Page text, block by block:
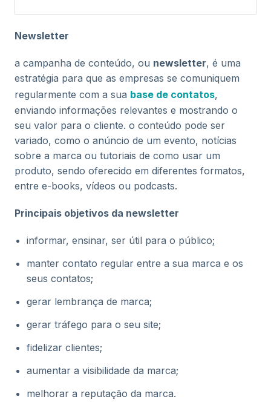
Newsletter
a campanha de conteúdo, ou newsletter, é uma
estratégia para que as empresas se comuniquem
regularmente com a sua base de contatos,
enviando informações relevantes e mostrando o
seu valor para o cliente. o conteúdo pode ser
variado, como o anúncio de um evento, notícias
sobre a marca ou tutoriais de como usar um
produto, sendo oferecido em diferentes formatos,
entre e-books, vídeos ou podcasts.
Principais objetivos da newsletter
informar, ensinar, ser útil para o público;
manter contato regular entre a sua marca e os
seus contatos;
gerar lembrança de marca;
gerar tráfego para o seu site;
fidelizar clientes;
aumentar a visibilidade da marca;
melhorar a reputação da marca.